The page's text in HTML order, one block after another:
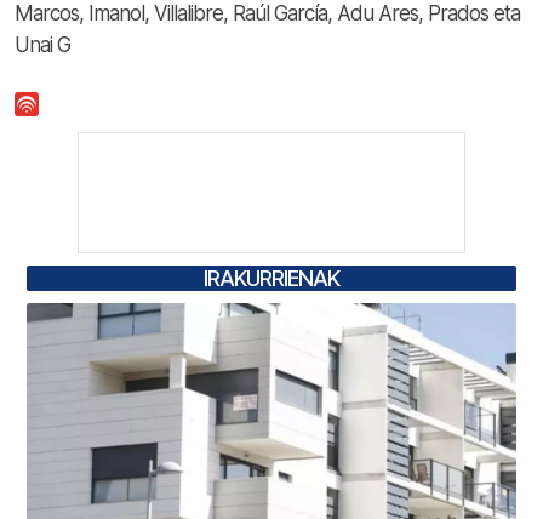
Marcos, Imanol, Villalibre, Raúl García, Adu Ares, Prados eta
Unai G
IRAKURRIENAK